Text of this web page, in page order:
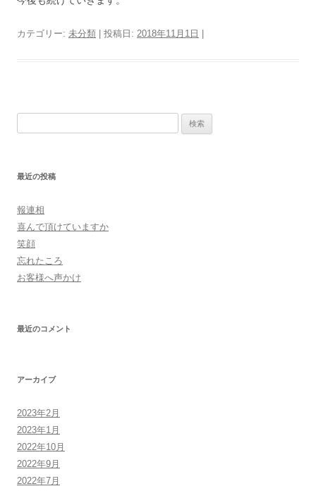
カテゴリー: 未分類 | 投稿日: 2018年11月1日
最近の投稿
報連相
喜んで頂けていますか
笑顔
忘れたころ
お客様へ声かけ
最近のコメント
アーカイブ
2023年2月
2023年1月
2022年10月
2022年9月
2022年7月